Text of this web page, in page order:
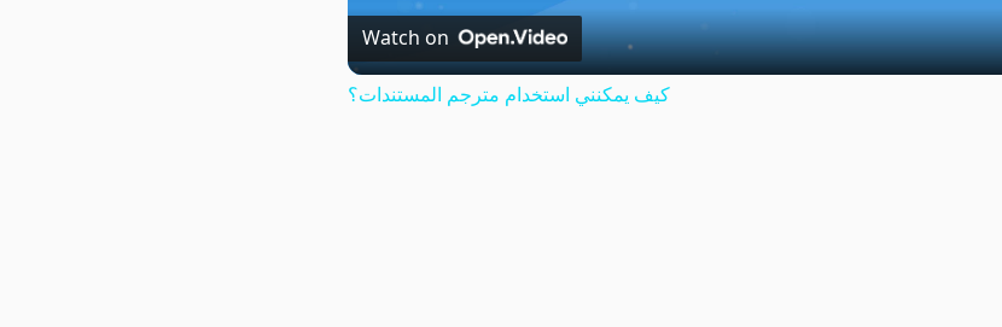
Watch on
كيف يمكنني استخدام مترجم المستندات؟